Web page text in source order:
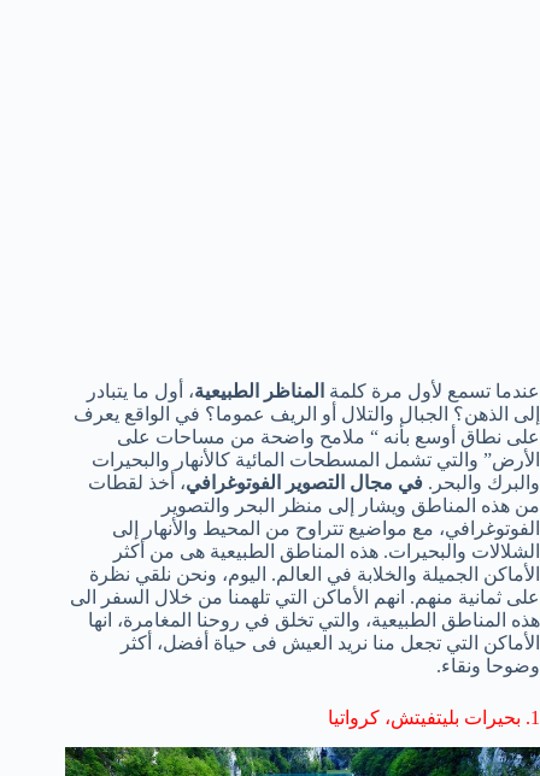
عندما تسمع لأول مرة كلمة المناظر الطبيعية، أول ما يتبادر
إلى الذهن؟ الجبال والتلال أو الريف عموما؟ في الواقع يعرف
على نطاق أوسع بأنه “ ملامح واضحة من مساحات على
الأرض” والتي تشمل المسطحات المائية كالأنهار والبحيرات
والبرك والبحر. في مجال التصوير الفوتوغرافي، أخذ لقطات
من هذه المناطق ويشار إلى منظر البحر والتصوير
الفوتوغرافي، مع مواضيع تتراوح من المحيط والأنهار
إلى
الشلالات والبحيرات. هذه المناطق الطبيعية هى من أكثر
الأماكن الجميلة و الخلابة في العالم. اليوم، ونحن نلقي نظرة
على ثمانية منهم. انهم الأماكن التي تلهمنا من خلال السفر الى
هذه المناطق الطبيعية، و التي تخلق في روحنا المغامرة، انها
الأماكن التي تجعل منا نريد العيش فى حياة أفضل، أكثر
وضوحا ونقاء.
1
. بحيرات بليتفيتش، كرواتيا